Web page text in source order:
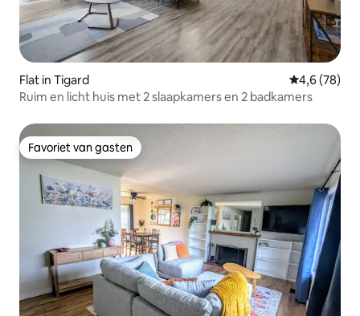
Flat in Tigard Gemiddelde
4,6 (78)
Ruim en licht huis met 2 slaapkamers en 2 badkamers
Favoriet van gasten
Favoriet van gasten